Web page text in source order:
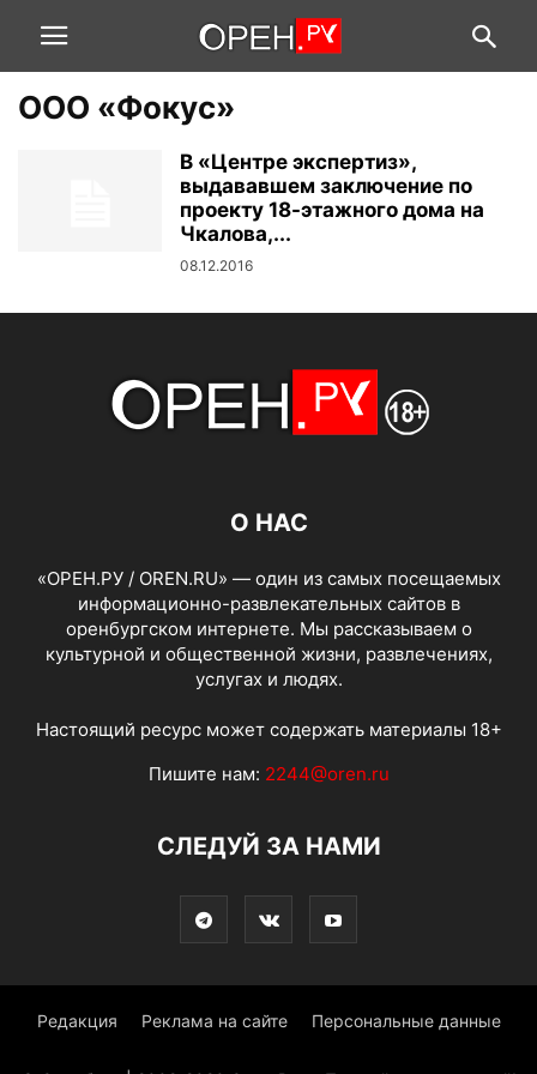
ООО «Фокус»
В «Центре экспертиз»,
выдававшем заключение по
проекту 18-этажного дома на
Чкалова,...
08.12.2016
О НАС
«ОРЕН.РУ / OREN.RU» — один из самых посещаемых
информационно-развлекательных сайтов в
оренбургском интернете. Мы рассказываем о
культурной и общественной жизни, развлечениях,
услугах и людях.
Настоящий ресурс может содержать материалы 18+
Пишите нам: 2244@oren.ru
СЛЕДУЙ ЗА НАМИ
Редакция Реклама на сайте Персональные данные